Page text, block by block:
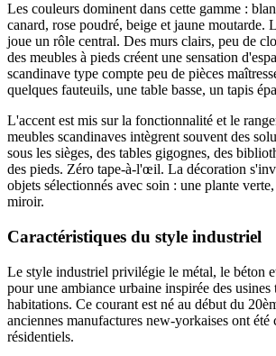
Les couleurs dominent dans cette gamme :
canard, rose poudré, beige et jaune moutarde.
joue un rôle central. Des murs clairs, peu de
des meubles à pieds créent une sensation
scandinave type compte peu de pièces
quelques fauteuils, une table basse, un tapis
L'accent est mis sur la fonctionnalité et le
meubles scandinaves intègrent souvent des
sous les sièges, des tables gigognes, des
des pieds. Zéro tape-à-l'œil. La décoration
objets sélectionnés avec soin : une plante
miroir.
Caractéristiques du style industriel
Le style industriel privilégie le métal, le béton
pour une ambiance urbaine inspirée des usines
habitations. Ce courant est né au début du
anciennes manufactures new-yorkaises ont été
résidentiels.